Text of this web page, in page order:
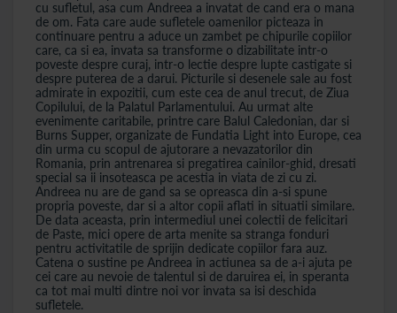
cu sufletul, asa cum Andreea a invatat de cand era o mana
de om. Fata care aude sufletele oamenilor picteaza in
continuare pentru a aduce un zambet pe chipurile copiilor
care, ca si ea, invata sa transforme o dizabilitate intr-o
poveste despre curaj, intr-o lectie despre lupte castigate si
despre puterea de a darui. Picturile si desenele sale au fost
admirate in expozitii, cum este cea de anul trecut, de Ziua
Copilului, de la Palatul Parlamentului. Au urmat alte
evenimente caritabile, printre care Balul Caledonian, dar si
Burns Supper, organizate de Fundatia Light into Europe, cea
din urma cu scopul de ajutorare a nevazatorilor din
Romania, prin antrenarea si pregatirea cainilor-ghid, dresati
special sa ii insoteasca pe acestia in viata de zi cu zi.
Andreea nu are de gand sa se opreasca din a-si spune
propria poveste, dar si a altor copii aflati in situatii similare.
De data aceasta, prin intermediul unei colectii de felicitari
de Paste, mici opere de arta menite sa stranga fonduri
pentru activitatile de sprijin dedicate copiilor fara auz.
Catena o sustine pe Andreea in actiunea sa de a-i ajuta pe
cei care au nevoie de talentul si de daruirea ei, in speranta
ca tot mai multi dintre noi vor invata sa isi deschida
sufletele.